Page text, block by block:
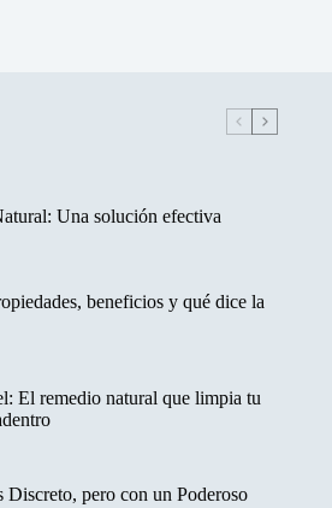
Una solución efectiva
beneficios y qué dice la
El remedio natural que limpia tu
Discreto, pero con un Poderoso